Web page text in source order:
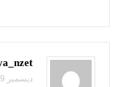
ديسمبر 9, 2025 الي 9:22 ص